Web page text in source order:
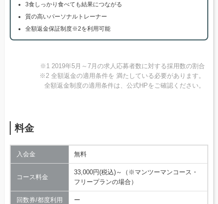
3食しっかり食べても結果につながる
質の高いパーソナルトレーナー
全額返金保証制度※2を利用可能
※1 2019年5月～7月の求人応募者数に対する採用数の割合
※2 全額返金の適用条件を 満たしている必要があります。
全額返金制度の適用条件は、公式HPをご確認ください。
料金
入会金 無料
コース料金
33,000円(税込)～（※マンツーマンコース・
フリープランの場合）
回数券/都度利用 ー